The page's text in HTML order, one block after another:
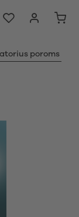
poroms